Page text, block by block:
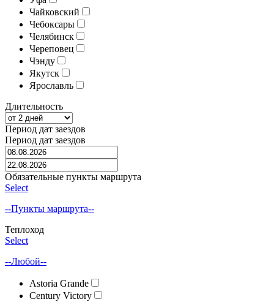
Чайковский
Чебоксары
Челябинск
Череповец
Чэнду
Якутск
Ярославль
Длительность
Период дат заездов
Период дат заездов
Обязательные пункты маршрута
Select
--Пункты маршрута--
Теплоход
Select
--Любой--
Astoria Grande
Century Victory